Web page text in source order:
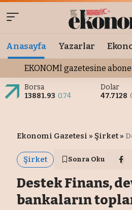
Anasayfa Yazarlar
EKONOMİ gazetesine
Borsa
13881.93 0.74
Dolar
47.7128
Ekonomi Gazetesi » Şirket »
Şirket Sonra Oku
Destek Finans,
bankaların